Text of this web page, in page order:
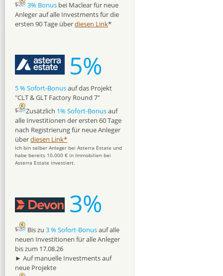
3% Bonus bei Maclear für neue
Anleger auf alle Investments für die
ersten 90 Tage überdiesen Link*
5%
5 % Sofort-Bonusauf das Projekt
"CLT & GLT Factory Round 7"
Zusätzlich 1% Sofort-Bonusauf
alle Investitionen der ersten 60 Tage
nach Registrierung für neue Anleger
überdiesen Link*
Ich bin selber Anleger bei Asterra Estate und
habe bereits 10.000 € in Immobilien bei
Asterra Estate investiert.
3%
Bis zu 3 % Sofort-Bonusauf alle
neuen Investitionen für alle Anleger
bis zum 17.08.26
► Auf manuelle Investments auf
neue Projekte